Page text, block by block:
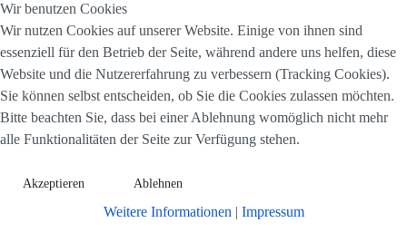
Wir benutzen Cookies
Wir nutzen Cookies auf unserer Website. Einige von ihnen sind
essenziell für den Betrieb der Seite, während andere uns helfen, diese
Website und die Nutzererfahrung zu verbessern (Tracking Cookies).
Sie können selbst entscheiden, ob Sie die Cookies zulassen möchten.
Bitte beachten Sie, dass bei einer Ablehnung womöglich nicht mehr
alle Funktionalitäten der Seite zur Verfügung stehen.
Akzeptieren Ablehnen
Weitere Informationen | Impressum